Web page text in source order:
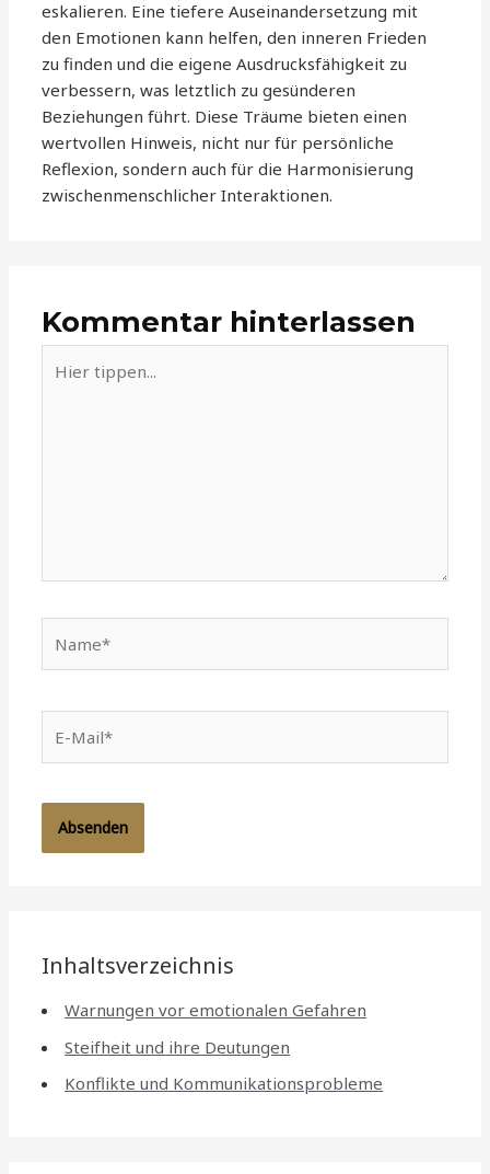
eskalieren. Eine tiefere Auseinandersetzung mit
den Emotionen kann helfen, den inneren Frieden
zu finden und die eigene Ausdrucksfähigkeit zu
verbessern, was letztlich zu gesünderen
Beziehungen führt. Diese Träume bieten einen
wertvollen Hinweis, nicht nur für persönliche
Reflexion, sondern auch für die Harmonisierung
zwischenmenschlicher Interaktionen.
Kommentar hinterlassen
tippen...
Mail*
Inhaltsverzeichnis
Warnungen vor emotionalen Gefahren
Steifheit und ihre Deutungen
Konflikte und Kommunikationsprobleme